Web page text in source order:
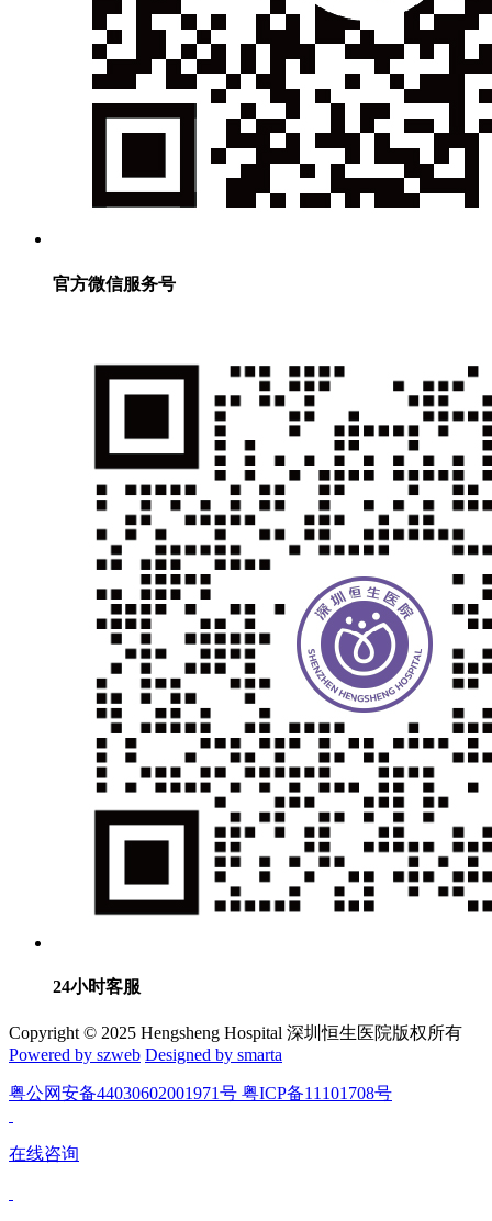
官方微信服务号
24小时客服
Copyright © 2025 Hengsheng Hospital 深圳恒生医院版权所有
Powered by szweb Designed by smarta
粤公网安备44030602001971号 粤ICP备11101708号
在线咨询